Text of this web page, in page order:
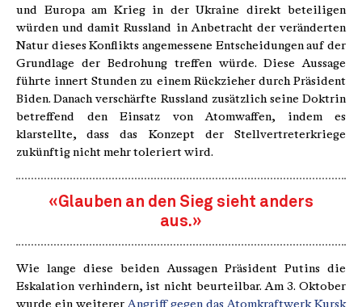
und Europa am Krieg in der Ukraine direkt beteiligen
würden und damit Russland in Anbetracht der veränderten
Natur dieses Konflikts angemessene Entscheidungen auf der
Grundlage der Bedrohung treffen würde. Diese Aussage
führte innert Stunden zu einem Rückzieher durch Präsident
Biden. Danach verschärfte Russland zusätzlich seine Doktrin
betreffend den Einsatz von Atomwaffen, indem es
klarstellte, dass das Konzept der Stellvertreterkriege
zukünftig nicht mehr toleriert wird.
«Glauben an den Sieg sieht anders
aus.»
Wie lange diese beiden Aussagen Präsident Putins die
Eskalation verhindern, ist nicht beurteilbar. Am 3. Oktober
wurde ein weitererAngriff gegen das Atomkraftwerk Kursk